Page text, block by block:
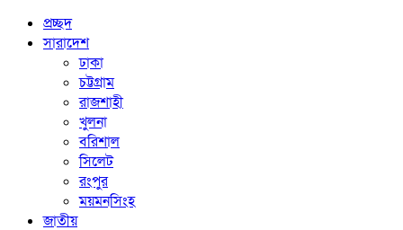
প্রচ্ছদ
সারাদেশ
ঢাকা
চট্টগ্রাম
রাজশাহী
খুলনা
বরিশাল
সিলেট
রংপুর
ময়মনসিংহ
জাতীয়